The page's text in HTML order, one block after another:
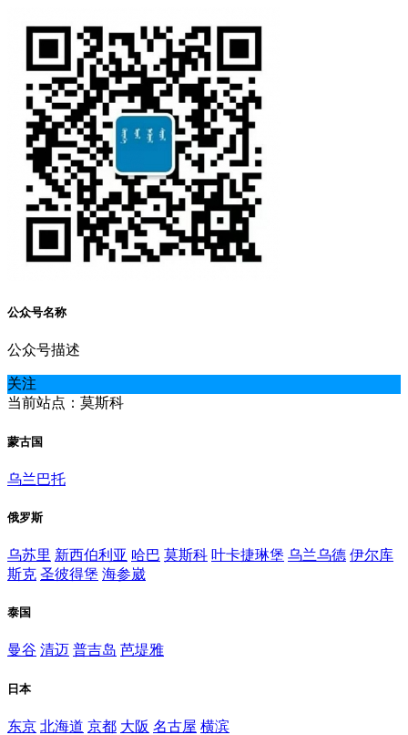
公众号名称
公众号描述
关注
当前站点：莫斯科
蒙古国
乌兰巴托
俄罗斯
乌苏里 新西伯利亚 哈巴 莫斯科 叶卡捷琳堡 乌兰乌德 伊尔库
斯克 圣彼得堡 海参崴
泰国
曼谷 清迈 普吉岛 芭堤雅
日本
东京 北海道 京都 大阪 名古屋 横滨